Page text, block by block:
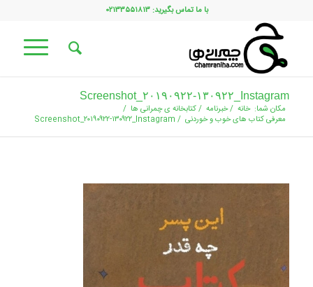
با ما تماس بگیرید: ۰۲۱۳۳۵۵۱۸۱۳
Screenshot_۲۰۱۹۰۹۲۲-۱۳۰۹۲۲_Instagram
مکان شما: خانه /خبرنامه /کتابخانه ی چمرانی ها /
معرفی کتاب های خوب و خوردنی / Screenshot_۲۰۱۹۰۹۲۲-۱۳۰۹۲۲_Instagram